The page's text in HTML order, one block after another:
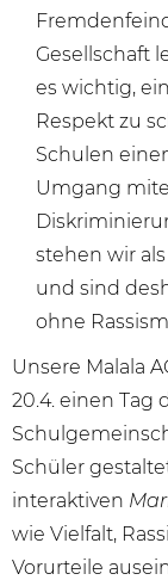
Gesellschaft
es wichtig,
Respekt zu
Schulen
Umgang
stehen wir
und sind
ohne
Unsere Malala
20.4. einen Tag
Schüler
interaktiven
wie Vielfalt,
Vorurteile